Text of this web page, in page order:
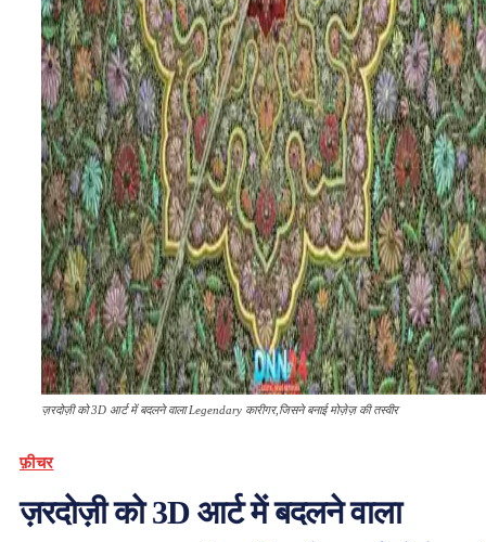
ज़रदोज़ी को 3D आर्ट में बदलने वाला Legendary कारीगर,जिसने बनाई मोज़ेज़ की तस्वीर
फ़ीचर
ज़रदोज़ी को 3D आर्ट में बदलने वाला